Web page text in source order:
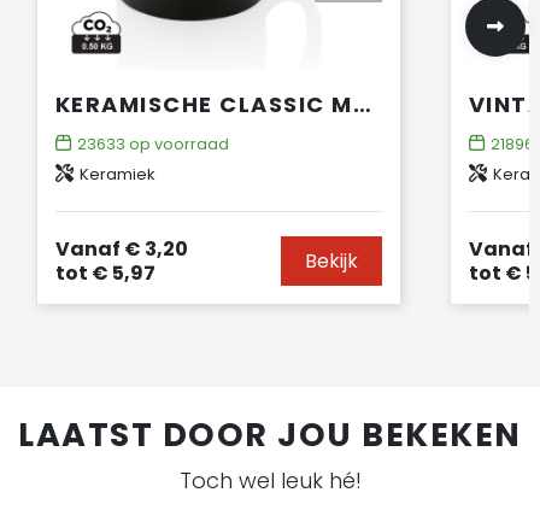
KERAMISCHE CLASSIC MOK 350 ML
23633 op voorraad
Keramiek
Vanaf € 3,20
tot € 5,97 Bekijk
21896
Vanaf
tot €
LAATST DOOR JOU BEKEKEN
Toch wel leuk hé!